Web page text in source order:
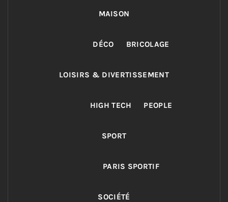
MAISON
DÉCO BRICOLAGE
LOISIRS & DIVERTISSEMENT
HIGH TECH PEOPLE
SPORT
PARIS SPORTIF
SOCIÉTÉ